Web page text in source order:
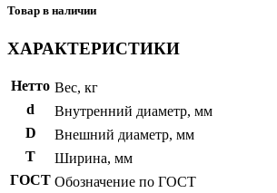
Товар в наличии
ХАРАКТЕРИСТИКИ
Нетто Вес, кг
d
Внутренний диаметр, мм
D
Внешний диаметр, мм
T
Ширина, мм
ГОСТ Обозначение по ГОСТ